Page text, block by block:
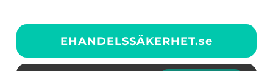
EHANDELSSÄKERHET.se